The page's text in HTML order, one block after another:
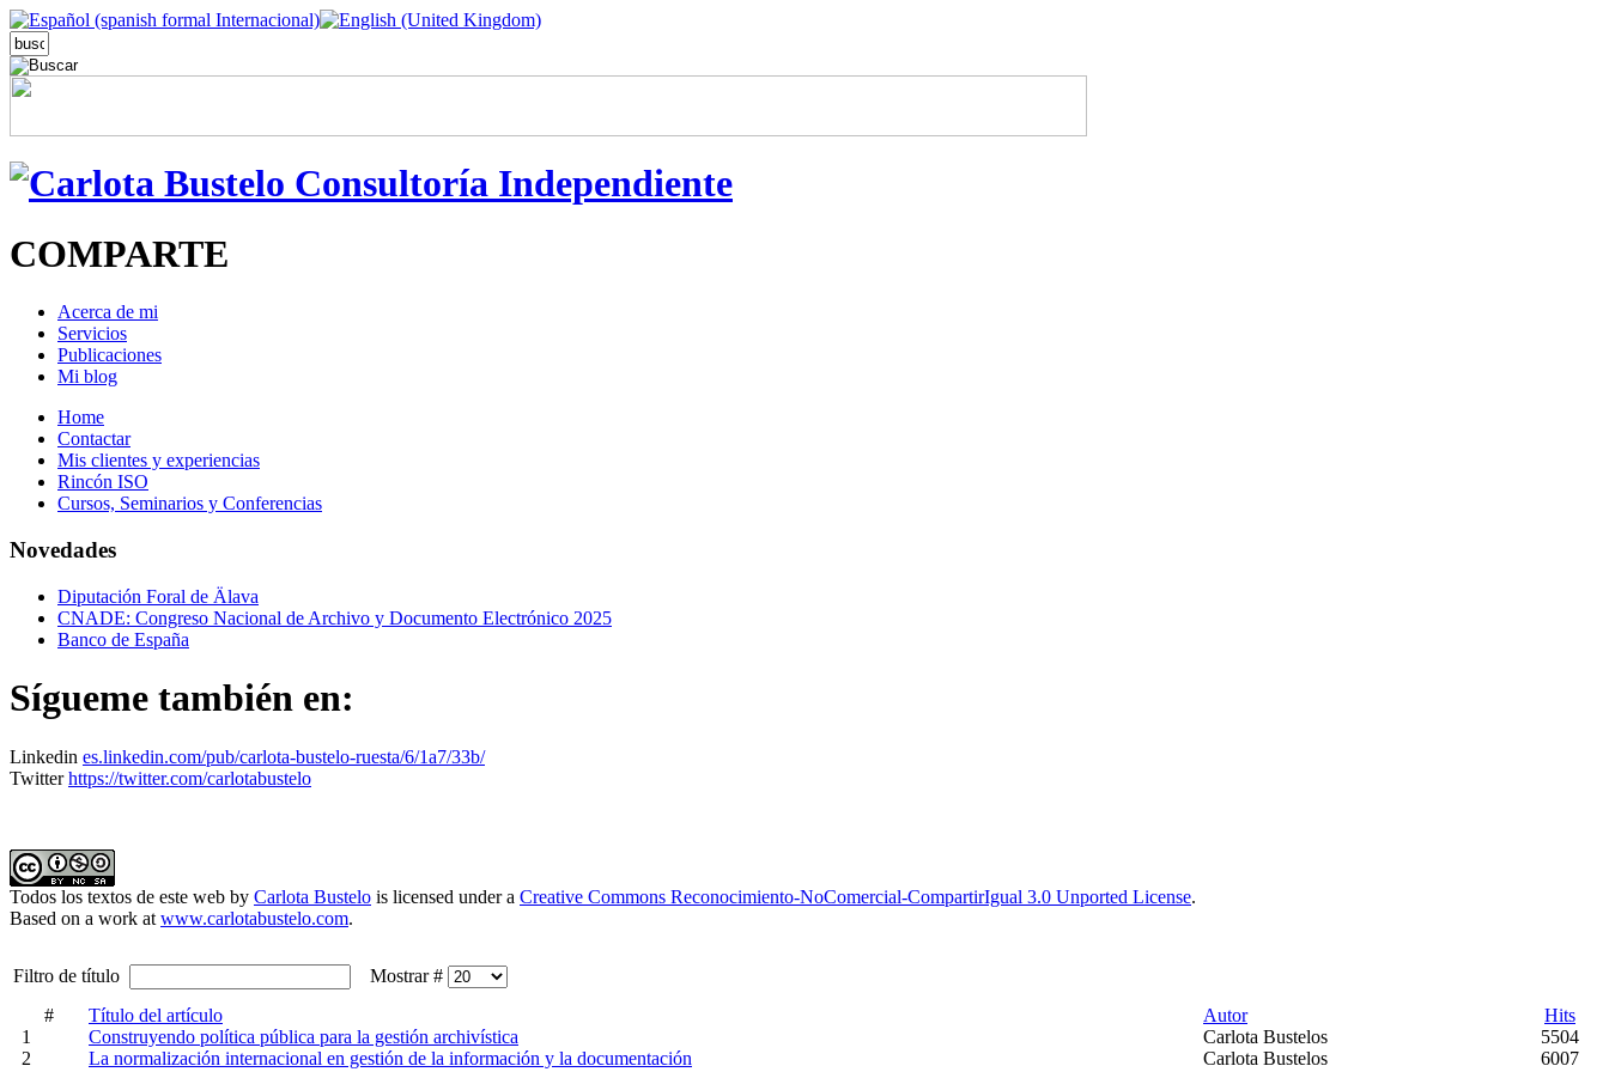
COMPARTE
Acerca de mi
Servicios
Publicaciones
Mi blog
Home
Contactar
Mis clientes y experiencias
Rincón ISO
Cursos, Seminarios y Conferencias
Novedades
Diputación Foral de Älava
CNADE: Congreso Nacional de Archivo y Documento Electrónico 2025
Banco de España
Sígueme también en:
Linkedin es.linkedin.com/pub/carlota-bustelo-ruesta/6/1a7/33b/
Twitterhttps://twitter.com/carlotabustelo
Todos los textos de este web by Carlota Bustelo is licensed under a Creative Commons Reconocimiento-NoComercial-CompartirIgual 3.0 Unported License.
Based on a work at www.carlotabustelo.com.
Filtro de título
Mostrar #
#
Título del artículo Autor
Hits
1
Construyendo política pública para la gestión archivística Carlota Bustelos
5504
2
La normalización internacional en gestión de la información y la documentación Carlota Bustelos
6007